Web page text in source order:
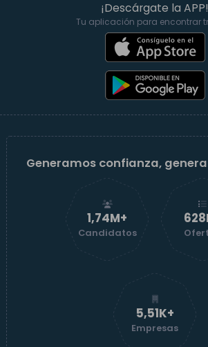
¡Descárgate la APP!
Tu aplicación para encontrar
Generamos confianza,
1,74M+
Candidatos
5,51K+
Empresas